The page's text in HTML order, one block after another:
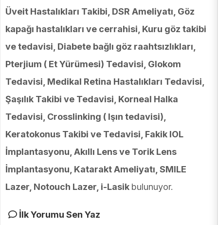
Üveit Hastalıkları Takibi, DSR Ameliyatı, Göz
kapağı hastalıkları ve cerrahisi, Kuru göz takibi
ve tedavisi, Diabete bağlı göz raahtsızlıkları,
Pterjium ( Et Yürümesi) Tedavisi, Glokom
Tedavisi, Medikal Retina Hastalıkları Tedavisi,
Şaşılık Takibi ve Tedavisi, Korneal Halka
Tedavisi, Crosslinking ( Işın tedavisi),
Keratokonus Takibi ve Tedavisi, Fakik IOL
İmplantasyonu, Akıllı Lens ve Torik Lens
İmplantasyonu, Katarakt Ameliyatı, SMILE
Lazer, Notouch Lazer, i-Lasik bulunuyor.
İlk Yorumu Sen Yaz